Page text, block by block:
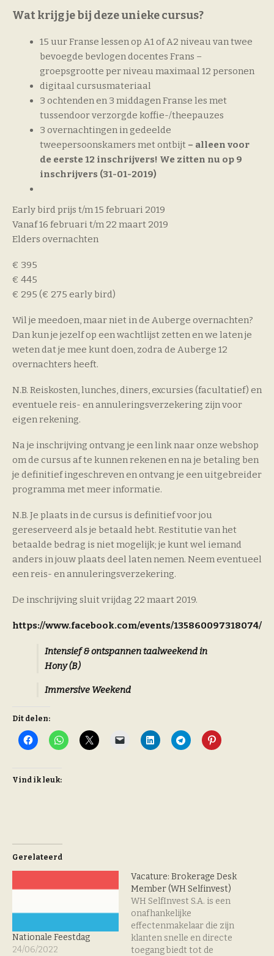
Wat krijg je bij deze unieke cursus?
15 uur Franse lessen op A1 of A2 niveau van twee
bevoegde bevlogen docentes Frans –
groepsgrootte per niveau maximaal 12 personen
digitaal cursusmateriaal
3 ochtenden en 3 middagen Franse les met
tussendoor verzorgde koffie-/theepauzes
3 overnachtingen in gedeelde
tweepersoonskamers met ontbijt – alleen voor
de eerste 12 inschrijvers! We zitten nu op 9
inschrijvers (31-01-2019)
Early bird prijs t/m 15 februari 2019
Vanaf 16 februari t/m 22 maart 2019
Elders overnachten
€ 395
€ 445
€ 295 (€ 275 early bird)
Wil je meedoen, maar niet in de Auberge overnachten?
Dan kun je jezelf op een wachtlijst zetten en we laten je
weten dat je mee kunt doen, zodra de Auberge 12
overnachters heeft.
N.B. Reiskosten, lunches, diners, excursies (facultatief) en
eventuele reis- en annuleringsverzekering zijn voor
eigen rekening.
Na je inschrijving ontvang je een link naar onze webshop
om de cursus af te kunnen rekenen en na je betaling ben
je definitief ingeschreven en ontvang je een uitgebreider
programma met meer informatie.
N.B. Je plaats in de cursus is definitief voor jou
gereserveerd als je betaald hebt. Restitutie van het
betaalde bedrag is niet mogelijk; je kunt wel iemand
anders in jouw plaats deel laten nemen. Neem eventueel
een reis- en annuleringsverzekering.
De inschrijving sluit vrijdag 22 maart 2019.
https://www.facebook.com/events/135860097318074/
Intensief & ontspannen taalweekend in
Hony (B)
Immersive Weekend
Dit delen:
Vind ik leuk:
Gerelateerd
Nationale Feestdag
24/06/2022
Vacature: Brokerage Desk
Member (WH Selfinvest)
WH SelfInvest S.A. is een
onafhankelijke
effectenmakelaar die zijn
klanten snelle en directe
toegang biedt tot de